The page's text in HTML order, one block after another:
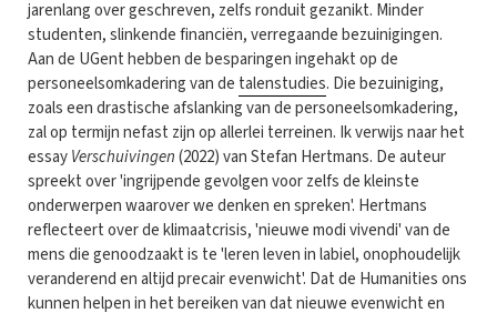
jarenlang over geschreven, zelfs ronduit gezanikt. Minder
studenten, slinkende financiën, verregaande bezuinigingen.
Aan de UGent hebben de besparingen ingehakt op de
personeelsomkadering van de talenstudies. Die bezuiniging,
zoals een drastische afslanking van de personeelsomkadering,
zal op termijn nefast zijn op allerlei terreinen. Ik verwijs naar het
essayVerschuivingen(2022) van Stefan Hertmans. De auteur
spreekt over 'ingrijpende gevolgen voor zelfs de kleinste
onderwerpen waarover we denken en spreken'. Hertmans
reflecteert over de klimaatcrisis, 'nieuwe modi vivendi' van de
mens die genoodzaakt is te 'leren leven in labiel, onophoudelijk
veranderend en altijd precair evenwicht'. Dat de Humanities ons
kunnen helpen in het bereiken van dat nieuwe evenwicht en